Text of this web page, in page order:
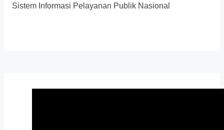
Sistem Informasi Pelayanan Publik Nasional